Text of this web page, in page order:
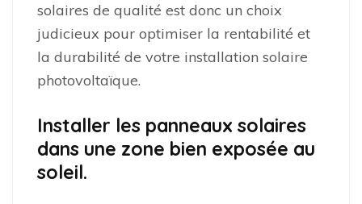
solaires de qualité est donc un choix
judicieux pour optimiser la rentabilité et
la durabilité de votre installation solaire
photovoltaïque.
Installer les panneaux solaires
dans une zone bien exposée au
soleil.